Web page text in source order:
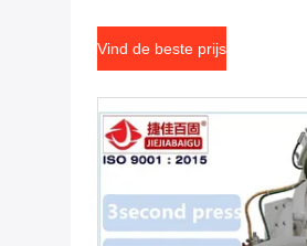
Vind de beste prijs